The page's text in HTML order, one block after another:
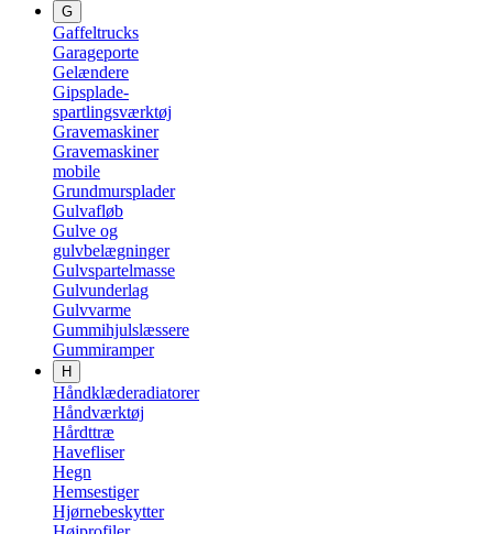
G
Gaffeltrucks
Garageporte
Gelændere
Gipsplade-
spartlingsværktøj
Gravemaskiner
Gravemaskiner
mobile
Grundmursplader
Gulvafløb
Gulve og
gulvbelægninger
Gulvspartelmasse
Gulvunderlag
Gulvvarme
Gummihjulslæssere
Gummiramper
H
Håndklæderadiatorer
Håndværktøj
Hårdttræ
Havefliser
Hegn
Hemsestiger
Hjørnebeskytter